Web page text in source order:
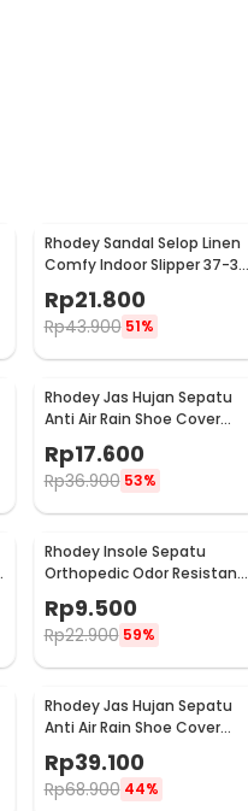
Rhodey Sandal Selop Linen
Comfy Indoor Slipper 37-38
Rp21.800
Rp43.900 51%
Rhodey Jas Hujan Sepatu
Anti Air Rain Shoe Cover
PVC with Zipper M - F-300
Rp17.600
Rp36.900 53%
Rhodey Insole Sepatu
Orthopedic Odor Resistant
Rp9.500
Rp22.900 59%
Rhodey Jas Hujan Sepatu
Anti Air Rain Shoe Cover
PVC Zipper Reflector M - H-
212
Rp39.100
Rp68.900 44%